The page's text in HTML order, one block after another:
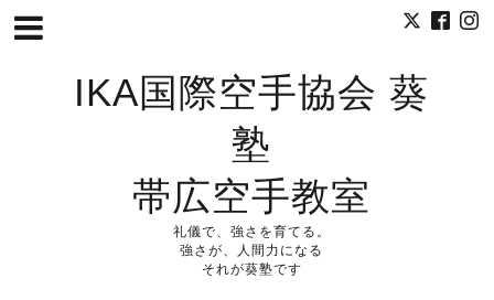
IKA国際空手協会 葵
塾
帯広空手教室
礼儀で、強さを育てる。
強さが、人間力になる
それが葵塾です